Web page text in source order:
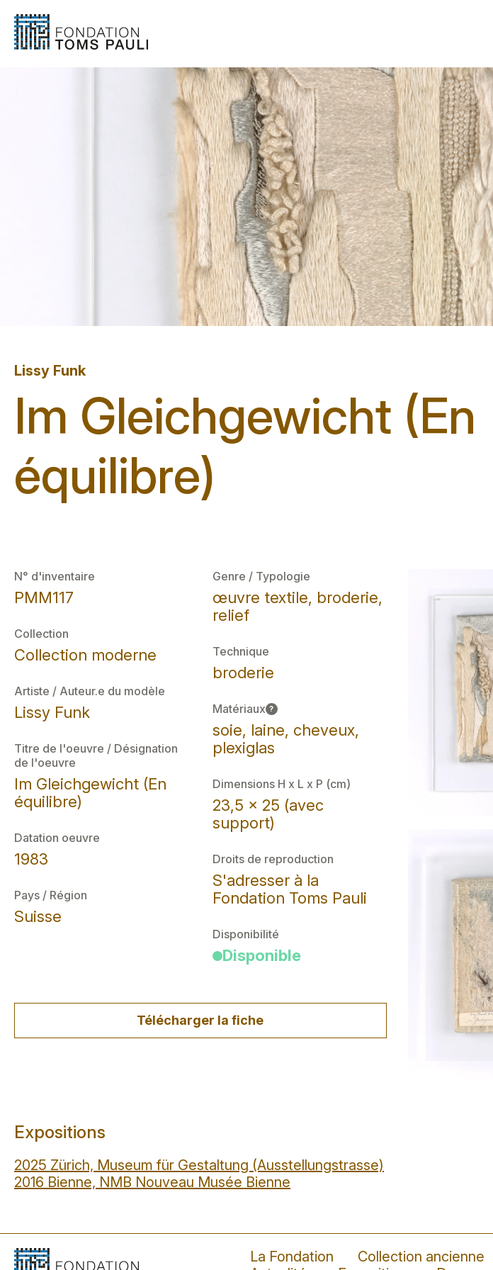
Lissy Funk
Im Gleichgewicht (En
équilibre)
N° d'inventaire
PMM117
Collection
Collection moderne
Artiste / Auteur.e du modèle
Lissy Funk
Titre de l'oeuvre / Désignation
de l'oeuvre
Im Gleichgewicht (En
équilibre)
Datation oeuvre
1983
Pays / Région
Suisse
Genre / Typologie
œuvre textile, broderie,
relief
Technique
broderie
Matériaux ?
soie, laine, cheveux,
plexiglas
Dimensions H x L x P (cm)
23,5 x 25 (avec
support)
Droits de reproduction
S'adresser à la
Fondation Toms Pauli
Disponibilité
Disponible
Télécharger la fiche
Expositions
2025 Zürich, Museum für Gestaltung (Ausstellungstrasse)
2016 Bienne, NMB Nouveau Musée Bienne
La Fondation Collection ancienne